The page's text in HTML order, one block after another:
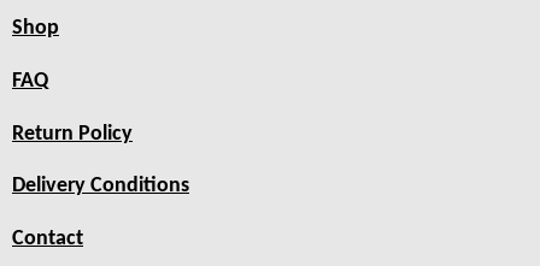
Shop
FAQ
Return Policy
Delivery Conditions
Contact